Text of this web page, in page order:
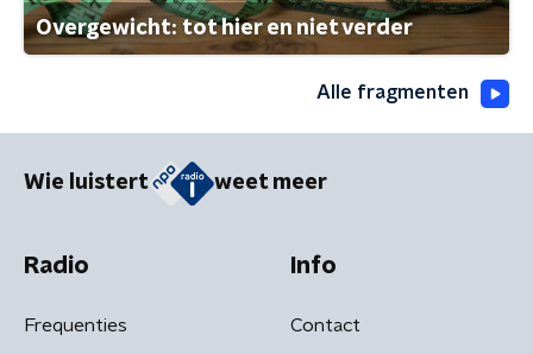
Overgewicht: tot hier en niet verder
Alle fragmenten
Wie luistert weet meer
Radio
Frequenties
Info
Contact